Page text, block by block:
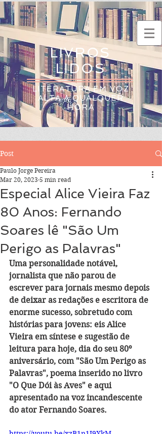
LIVROS
LIDOS
LITERATURA EM VOZ
ALTA A QUALQUER
HORA
Post
Especial Alice Vieira Faz
80 Anos: Fernando
Soares lê "São Um
Perigo as Palavras"
Paulo Jorge Pereira
Mar 20, 2023 5 min read
Uma personalidade notável,
jornalista que não parou de
escrever para jornais mesmo depois
de deixar as redações e escritora de
enorme sucesso, sobretudo com
histórias para jovens: eis Alice
Vieira em síntese e sugestão de
leitura para hoje, dia do seu 80º
aniversário, com "São Um Perigo as
Palavras", poema inserido no livro
"O Que Dói às Aves" e aqui
apresentado na voz incandescente
do ator Fernando Soares.